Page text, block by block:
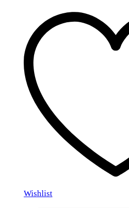
Wishlist